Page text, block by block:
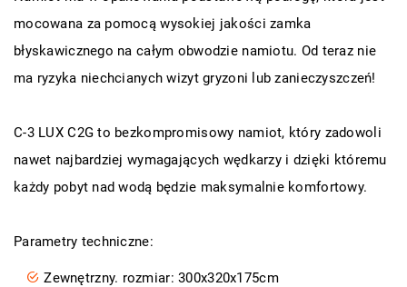
mocowana za pomocą wysokiej jakości zamka
błyskawicznego na całym obwodzie namiotu. Od teraz nie
ma ryzyka niechcianych wizyt gryzoni lub zanieczyszczeń!
C-3 LUX C2G to bezkompromisowy namiot, który zadowoli
nawet najbardziej wymagających wędkarzy i dzięki któremu
każdy pobyt nad wodą będzie maksymalnie komfortowy.
Parametry techniczne:
Zewnętrzny. rozmiar: 300x320x175cm